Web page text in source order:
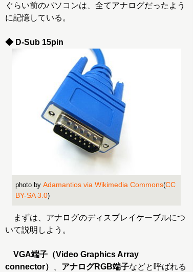
ぐらい前のパソコンは、全てアナログだったよう
に記憶している。
◆ D-Sub 15pin
photo byAdamantios via Wikimedia Commons(CC
BY-SA 3.0)
まずは、アナログのディスプレイケーブルにつ
いて説明しよう。
VGA端子（Video Graphics Array
connector）
、 アナログRGB端子などと呼ばれる